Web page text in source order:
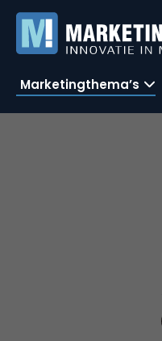
Marketingthema’s